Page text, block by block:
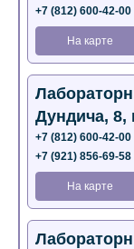
+7 (812) 600-42-00
На карте
Дундича, 8,
+7 (812) 600-42-00
+7 (921) 856-69-58
На карте